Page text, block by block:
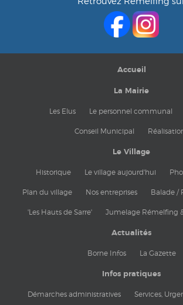
Accueil
La Mairie
Les Elus Le personnel communal
Conseil Municipal
Le Village
Historique Le village aujourd'hui
Plan du village Nos entreprises Balade /
'Les Hauts de Sarre' Jumelage Rémelfing
Actualités
Borne Infos La Gazette
Infos pratiques
Démarches administratives Services,